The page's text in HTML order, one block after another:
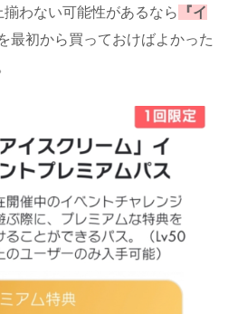
わない可能性があるなら
『イ
最初から買っておけばよかった